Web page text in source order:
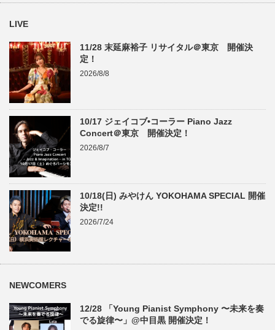
LIVE
11/28 末延麻裕子 リサイタル＠東京 開催決
定！
2026/8/8
10/17 ジェイコブ•コーラー Piano Jazz
Concert＠東京 開催決定！
2026/8/7
10/18(日) みやけん YOKOHAMA SPECIAL 開催
決定!!
2026/7/24
NEWCOMERS
12/28 「Young Pianist Symphony 〜未来を奏
でる旋律〜」@中目黒 開催決定！